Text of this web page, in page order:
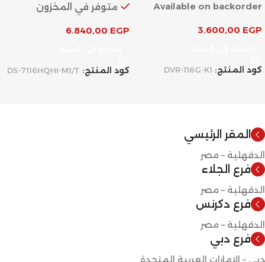
Available on backorder
3.600,00 EGP
كود المنتج: DVR-116G-K1
متوفر في المخزون
6.840,00 EGP
كود المنتج: DS-7116HQHI-M1/T
المقر الرئيسي
الدقهلية – مصر
فرع الجلاء
الدقهلية – مصر
فرع دكرنس
الدقهلية – مصر
فرع دبي
دبي – الإمارات العربية المتحدة